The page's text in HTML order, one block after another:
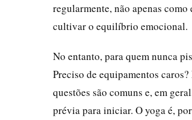
regularmente, não apenas
cultivar o equilíbrio emocional.
No entanto, para quem nunca
Preciso de equipamentos
questões são comuns e, em
prévia para iniciar. O yoga é,